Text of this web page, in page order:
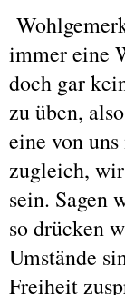
immer eine
doch gar
zu üben,
eine von
zugleich,
sein. Sagen
so drücken
Umstände
Freiheit